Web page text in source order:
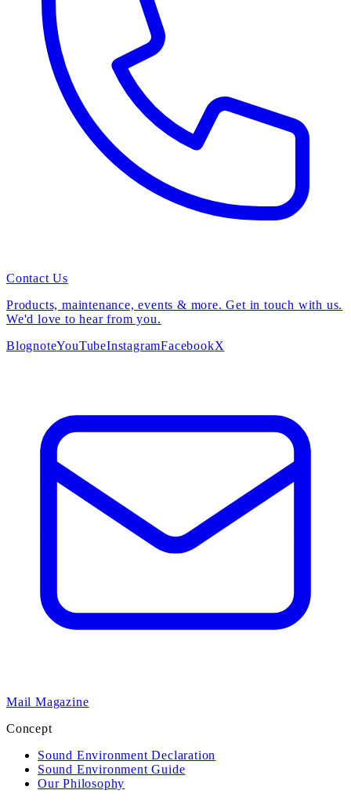
Contact Us
Products, maintenance, events & more. Get in touch with us.
We'd love to hear from you.
BlognoteYouTubeInstagramFacebookX
Mail Magazine
Concept
Sound Environment Declaration
Sound Environment Guide
Our Philosophy